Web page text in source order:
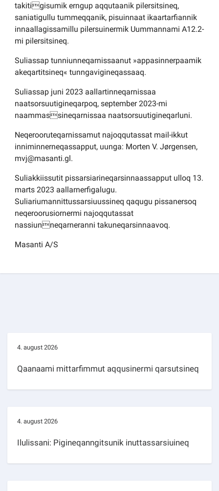
takitigisumik erngup aqqutaanik pilersitsineq,
saniatigullu tummeqqanik, pisuinnaat ikaartarfiannik
innaallagissamillu pilersuinermik Uummannami A12.2-
mi pilersitsineq.
Suliassap tunniunneqarnissaanut »appasinnerpaamik
akeqartitsineq« tunngavigineqassaaq.
Suliassap juni 2023 aallartinneqarnissaa
naatsorsuutigineqarpoq, september 2023-mi
naammassineqarnissaa naatsorsuutigineqarluni.
Neqerooruteqarnissamut najoqqutassat mail-ikkut
inniminnerneqassapput, uunga: Morten V. Jørgensen,
mvj@masanti.gl.
Suliakkiissutit pissarsiarineqarsinnaassapput ulloq 13.
marts 2023 aallarnerfigalugu.
Suliariumannittussarsiuussineq qaqugu pissanersoq
neqeroorusiornermi najoqqutassat
nassiunneqarneranni takuneqarsinnaavoq.
Masanti A/S
4. august 2026
Qaanaami mittarfimmut aqqusinermi qarsutsineq
4. august 2026
Ilulissani: Pigineqanngitsunik inuttassarsiuineq